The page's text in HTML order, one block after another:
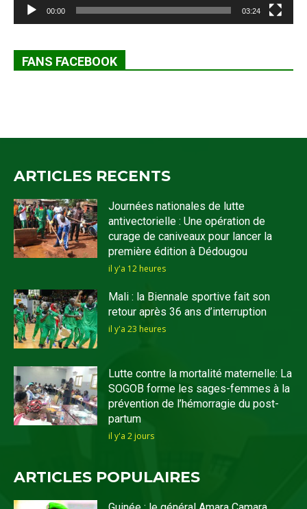
00:00 03:24
FANS FACEBOOK
ARTICLES RECENTS
Journées nationales de lutte
antivectorielle : Une opération de
curage de caniveaux pour lancer la
première édition à Dédougou
il y'a 12 heures
Mali : la Biennale sportive fait son
retour après 36 ans d’interruption
il y'a 23 heures
Lutte contre la mortalité maternelle: La
SOGOB forme les sages-femmes à la
prévention de l’hémorragie du post-
partum
il y'a 2 jours
ARTICLES POPULAIRES